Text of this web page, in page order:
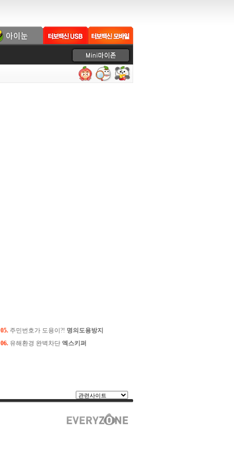
05. 주민번호가 도용이?! 명의도용방지
06. 유해환경 완벽차단 엑스키퍼